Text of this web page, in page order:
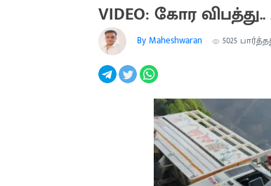
VIDEO: கோர
By Maheshwaran 5025